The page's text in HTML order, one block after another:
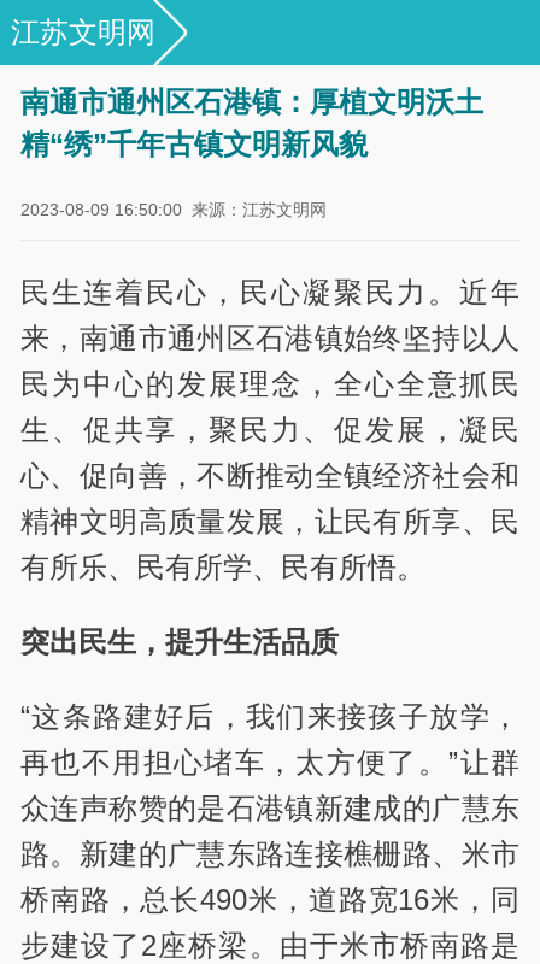
江苏文明网
专栏|江苏省文明村镇风采展示
南通市通州区石港镇：厚植文明沃土
精“绣”千年古镇文明新风貌
2023-08-09 16:50:00 来源：江苏文明网
民生连着民心，民心凝聚民力。近年
来，南通市通州区石港镇始终坚持以人
民为中心的发展理念，全心全意抓民
生、促共享，聚民力、促发展，凝民
心、促向善，不断推动全镇经济社会和
精神文明高质量发展，让民有所享、民
有所乐、民有所学、民有所悟。
突出民生，提升生活品质
“这条路建好后，我们来接孩子放学，
再也不用担心堵车，太方便了。”让群
众连声称赞的是石港镇新建成的广慧东
路。新建的广慧东路连接樵栅路、米市
桥南路，总长490米，道路宽16米，同
步建设了2座桥梁。由于米市桥南路是